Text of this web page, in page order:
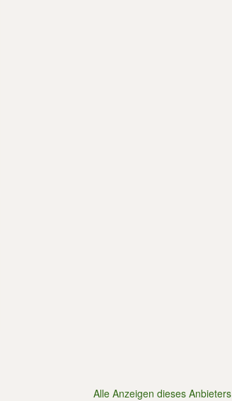
Alle Anzeigen dieses Anbieters